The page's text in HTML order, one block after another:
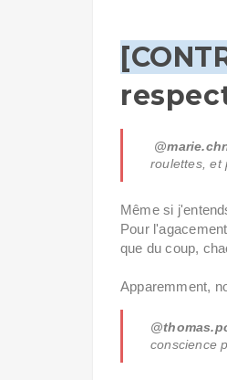
roulettes, et
Même si
Pour
que du coup,
Apparemment,
conscience